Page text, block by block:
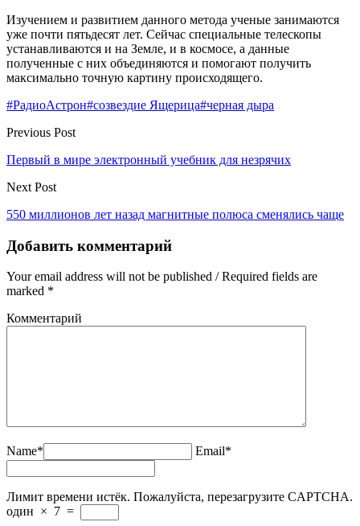
Изучением и развитием данного метода ученые занимаются
уже почти пятьдесят лет. Сейчас специальные телескопы
устанавливаются и на Земле, и в космосе, а данные
полученные с них объединяются и помогают получить
максимально точную картину происходящего.
#РадиоАстрон#созвездие Ящерица#черная дыра
Previous Post
Первый в мире электронный учебник для незрячих
Next Post
550 миллионов лет назад магнитные полюса сменялись чаще
Добавить комментарий
Your email address will not be published / Required fields are
marked *
Комментарий
Name* Email*
Лимит времени истёк. Пожалуйста, перезагрузите CAPTCHA.
один × 7 =